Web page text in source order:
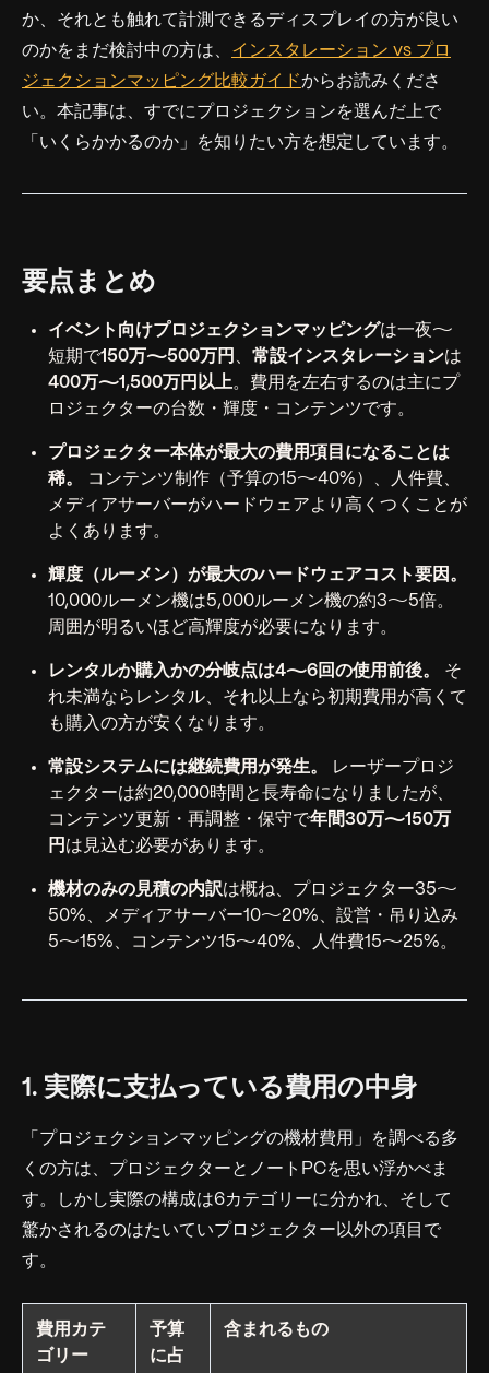
か、それとも触れて計測できるディスプレイの方が良い
のかをまだ検討中の方は、 インスタレーション vs プロ
ジェクションマッピング比較ガイド からお読みくださ
い。本記事は、すでにプロジェクションを選んだ上で
「いくらかかるのか」を知りたい方を想定しています。
要点まとめ
イベント向けプロジェクションマッピングは一夜〜
短期で150万〜500万円 、 常設インスタレーションは
400万〜1,500万円以上。費用を左右するのは主にプ
ロジェクターの台数・輝度・コンテンツです。
プロジェクター本体が最大の費用項目になることは
稀。
コンテンツ制作（予算の15〜40%）、人件費、
メディアサーバーがハードウェアより高くつくことが
よくあります。
輝度（ルーメン）が最大のハードウェアコスト要因。
10,000ルーメン機は5,000ルーメン機の約3〜5倍。
周囲が明るいほど高輝度が必要になります。
レンタルか購入かの分岐点は4〜6回の使用前後。
そ
れ未満ならレンタル、それ以上なら初期費用が高くて
も購入の方が安くなります。
常設システムには継続費用が発生。
レーザープロジ
ェクターは約20,000時間と長寿命になりましたが、
コンテンツ更新・再調整・保守で年間30万〜150万
円 は見込む必要があります。
機材のみの見積の内訳は概ね、プロジェクター35〜
50%、メディアサーバー10〜20%、設営・吊り込み
5〜15%、コンテンツ15〜40%、人件費15〜25%。
1. 実際に支払っている費用の中身
「プロジェクションマッピングの機材費用」を調べる多
くの方は、プロジェクターとノートPCを思い浮かべま
す。しかし実際の構成は6カテゴリーに分かれ、そして
驚かされるのはたいていプロジェクター以外の項目で
す。
費用カテ
ゴリー
予算
に占
含まれるもの